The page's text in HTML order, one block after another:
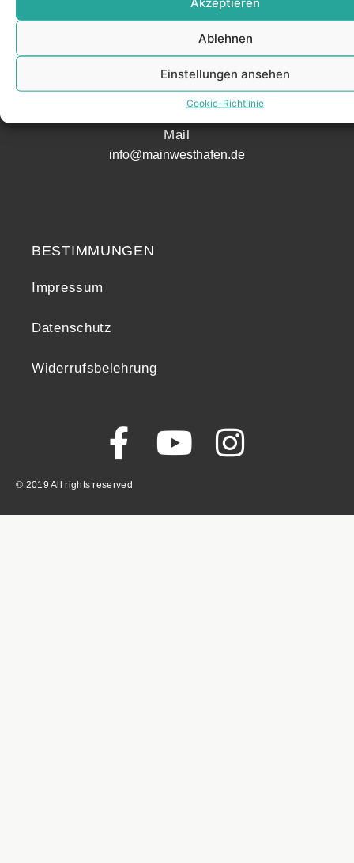
Ablehnen
Einstellungen ansehen
Cookie-Richtlinie
Fax
069 200 218 42
Mail
info@mainwesthafen.de
BESTIMMUNGEN
Impressum
Datenschutz
Widerrufsbelehrung
© 2019 All rights reserved